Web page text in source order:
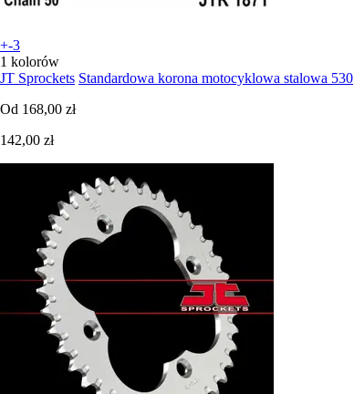
+-3
1 kolorów
JT Sprockets Standardowa korona motocyklowa stalowa 530
Od 168,00 zł
142,00 zł